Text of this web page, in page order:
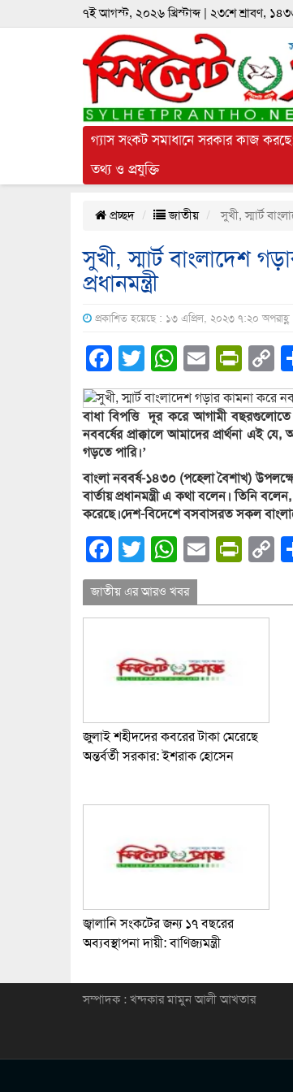
৭ই আগস্ট, ২০২৬ খ্রিস্টাব্দ | ২৩শে শ্রাবণ, ১৪৩৩
গ্যাস সংকট সমাধানে সরকার কাজ করছে:
তথ্য ও প্রযুক্তি
প্রচ্ছদ জাতীয় সুখী, স্মার্ট
সুখী, স্মার্ট বাংলাদেশ
প্রধানমন্ত্রী
প্রকাশিত হয়েছে : ১৩ এপ্রিল, ২০২৩ ৭:২০ অপরাহ্ণ
Facebook
TwitterEmail
বাধা বিপত্তি দূর করে আগামী
নববর্ষের প্রাক্কালে আমাদের প্রার্থনা এই
গড়তে পারি।’
বাংলা নববর্ষ-১৪৩০ (পহেলা বৈশাখ)
বার্তায় প্রধানমন্ত্রী এ কথা বলেন। তিনি
করেছে।দেশ-বিদেশে বসবাসরত সকল
Facebook
TwitterEmail
জাতীয় এর আরও খবর
জুলাই শহীদদের কবরের টাকা মেরেছে
অন্তর্বর্তী সরকার: ইশরাক হোসেন
জ্বালানি সংকটের জন্য ১৭ বছরের
অব্যবস্থাপনা দায়ী: বাণিজ্যমন্ত্রী
সম্পাদক : খন্দকার মামুন আলী আখতার